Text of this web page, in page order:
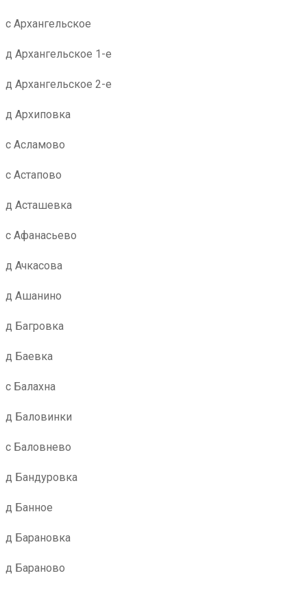
с Архангельское
д Архангельское 1-е
д Архангельское 2-е
д Архиповка
с Асламово
с Астапово
д Асташевка
с Афанасьево
д Ачкасова
д Ашанино
д Багровка
д Баевка
с Балахна
д Баловинки
с Баловнево
д Бандуровка
д Банное
д Барановка
д Бараново